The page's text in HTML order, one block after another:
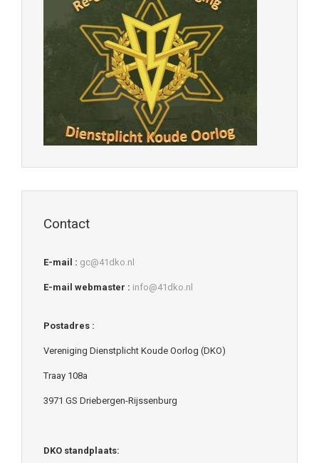
Contact
E-mail : gc@41dko.nl
E-mail webmaster : info@41dko.nl
Postadres :
Vereniging Dienstplicht Koude Oorlog (DKO)
Traay 108a
3971 GS Driebergen-Rijssenburg
DKO standplaats: